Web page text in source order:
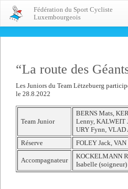
Fédération du Sport Cycliste
Luxembourgeois
“La route des
Les Juniors du Team Lëtzebuerg
le 28.8.2022
Team Junior
BERNS Mats,
Lenny, KALWEIT
URY Fynn, VLAD
Réserve
FOLEY Jack,
Accompagnateur
KOCKELMANN
Isabelle (soigneur)